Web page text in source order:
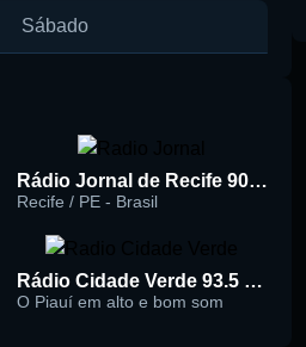
Sábado
Rádio Jornal de Recife 90.3 FM
Recife / PE - Brasil
Rádio Cidade Verde 93.5 FM
O Piauí em alto e bom som